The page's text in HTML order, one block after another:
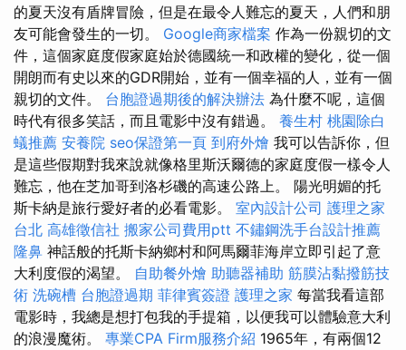
的夏天沒有盾牌冒險，但是在最令人難忘的夏天，人們和朋
友可能會發生的一切。 Google商家檔案 作為一份親切的文
件，這個家庭度假家庭始於德國統一和政權的變化，從一個
開朗而有史以來的GDR開始，並有一個幸福的人，並有一個
親切的文件。 台胞證過期後的解決辦法 為什麼不呢，這個
時代有很多笑話，而且電影中沒有錯過。 養生村 桃園除白
蟻推薦 安養院 seo保證第一頁 到府外燴 我可以告訴你，但
是這些假期對我來說就像格里斯沃爾德的家庭度假一樣令人
難忘，他在芝加哥到洛杉磯的高速公路上。 陽光明媚的托
斯卡納是旅行愛好者的必看電影。 室內設計公司 護理之家
台北 高雄徵信社 搬家公司費用ptt 不鏽鋼洗手台設計推薦
隆鼻 神話般的托斯卡納鄉村和阿馬爾菲海岸立即引起了意
大利度假的渴望。 自助餐外燴 助聽器補助 筋膜沾黏撥筋技
術 洗碗槽 台胞證過期 菲律賓簽證 護理之家 每當我看這部
電影時，我總是想打包我的手提箱，以便我可以體驗意大利
的浪漫魔術。 專業CPA Firm服務介紹 1965年，有兩個12